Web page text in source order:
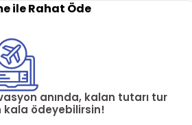
ile Rahat Öde
anında, kalan tutarı tur
kala ödeyebilirsin!